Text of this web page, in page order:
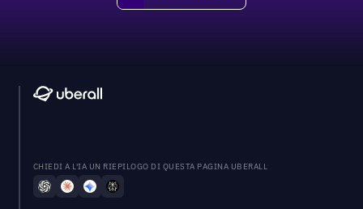
CHIEDI A L'IA UN RIEPILOGO DI QUESTA PAGINA UBERALL